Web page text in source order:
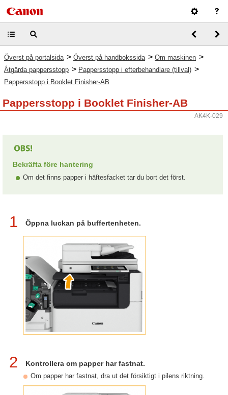
Överst på portalsida > Överst på handbokssida > Om maskinen >
Åtgärda pappersstopp > Pappersstopp i efterbehandlare (tillval) >
Pappersstopp i Booklet Finisher-AB
Pappersstopp i Booklet Finisher-AB
AK4K-029
Bekräfta före hantering
Om det finns papper i häftesfacket tar du bort det först.
1 Öppna luckan på buffertenheten.
2 Kontrollera om papper har fastnat.
Om papper har fastnat, dra ut det försiktigt i pilens riktning.